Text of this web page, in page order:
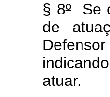
§ 8ºSe o
de
atuar.